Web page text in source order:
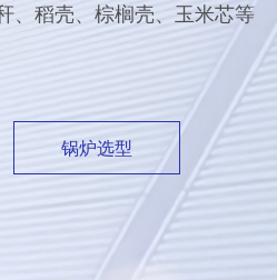
、稻壳、棕榈壳、玉米芯等
锅炉选型